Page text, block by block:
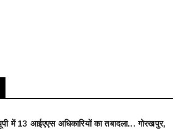
में 13 आईएएस अधिकारियों का तबादला... गोरखपुर,